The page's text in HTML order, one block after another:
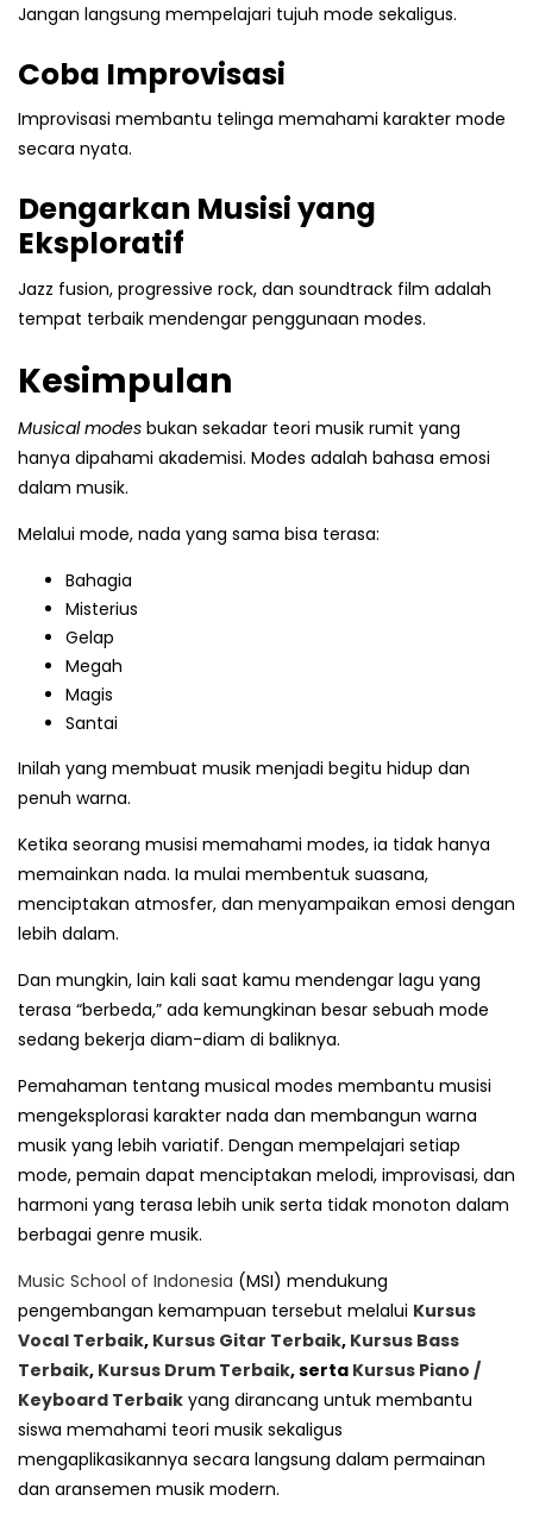
Jangan langsung mempelajari tujuh mode sekaligus.
Coba Improvisasi
Improvisasi membantu telinga memahami karakter mode
secara nyata.
Dengarkan Musisi yang
Eksploratif
Jazz fusion, progressive rock, dan soundtrack film adalah
tempat terbaik mendengar penggunaan modes.
Kesimpulan
Musical modes bukan sekadar teori musik rumit yang
hanya dipahami akademisi. Modes adalah bahasa emosi
dalam musik.
Melalui mode, nada yang sama bisa terasa:
Bahagia
Misterius
Gelap
Megah
Magis
Santai
Inilah yang membuat musik menjadi begitu hidup dan
penuh warna.
Ketika seorang musisi memahami modes, ia tidak hanya
memainkan nada. Ia mulai membentuk suasana,
menciptakan atmosfer, dan menyampaikan emosi dengan
lebih dalam.
Dan mungkin, lain kali saat kamu mendengar lagu yang
terasa “berbeda,” ada kemungkinan besar sebuah mode
sedang bekerja diam-diam di baliknya.
Pemahaman tentang musical modes membantu musisi
mengeksplorasi karakter nada dan membangun warna
musik yang lebih variatif. Dengan mempelajari setiap
mode, pemain dapat menciptakan melodi, improvisasi, dan
harmoni yang terasa lebih unik serta tidak monoton dalam
berbagai genre musik.
Music School of Indonesia (MSI) mendukung
pengembangan kemampuan tersebut melalui Kursus
Vocal Terbaik, Kursus Gitar Terbaik, Kursus Bass
Terbaik, Kursus Drum Terbaik, serta Kursus Piano /
Keyboard Terbaik yang dirancang untuk membantu
siswa memahami teori musik sekaligus
mengaplikasikannya secara langsung dalam permainan
dan aransemen musik modern.